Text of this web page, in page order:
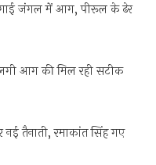
जंगल में आग, पीरूल के ढेर
आग की मिल रही सटीक
तैनाती, रमाकांत सिंह गए